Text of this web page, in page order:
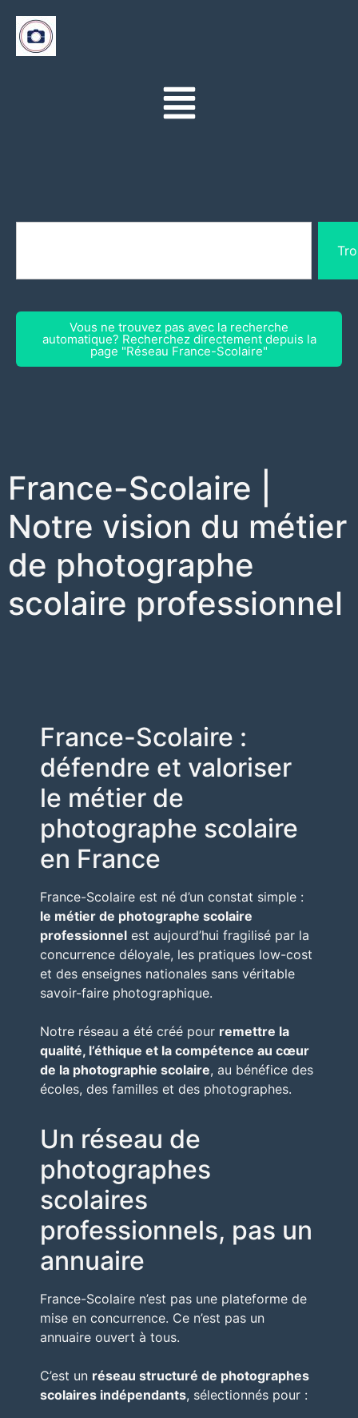
Vous ne trouvez pas avec la recherche
automatique? Recherchez directement depuis la
page "Réseau France-Scolaire"
France-Scolaire |
Notre vision du métier
de photographe
scolaire professionnel
France-Scolaire :
défendre et valoriser
le métier de
photographe scolaire
en France
France-Scolaire est né d’un constat simple :
le métier de photographe scolaire
professionnel est aujourd’hui fragilisé par la
concurrence déloyale, les pratiques low-cost
et des enseignes nationales sans véritable
savoir-faire photographique.
Notre réseau a été créé pour remettre la
qualité, l’éthique et la compétence au cœur
de la photographie scolaire, au bénéfice des
écoles, des familles et des photographes.
Un réseau de
photographes
scolaires
professionnels, pas un
annuaire
France-Scolaire n’est pas une plateforme de
mise en concurrence. Ce n’est pas un
annuaire ouvert à tous.
C’est un réseau structuré de photographes
scolaires indépendants, sélectionnés pour :